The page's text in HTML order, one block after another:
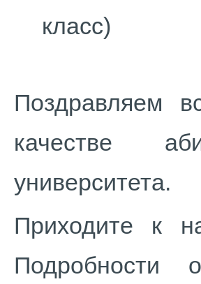
класс)
Поздравляем
качестве
университета.
Приходите к